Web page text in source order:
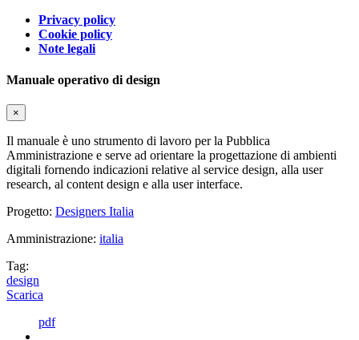
Privacy policy
Cookie policy
Note legali
Manuale operativo di design
×
Il manuale è uno strumento di lavoro per la Pubblica
Amministrazione e serve ad orientare la progettazione di ambienti
digitali fornendo indicazioni relative al service design, alla user
research, al content design e alla user interface.
Progetto: Designers Italia
Amministrazione: italia
Tag:
design
Scarica
pdf